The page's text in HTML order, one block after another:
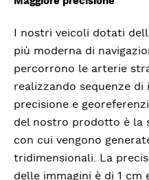
I nostri veicoli dotati
più moderna di
percorrono le arterie
realizzando sequenze
precisione e
del nostro prodotto è la
con cui vengono
tridimensionali. La
delle immagini è di 1